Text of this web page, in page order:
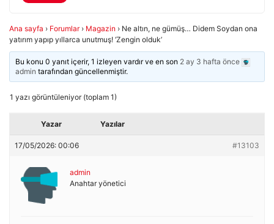
Ana sayfa › Forumlar › Magazin › Ne altın, ne gümüş… Didem Soydan ona
yatırım yapıp yıllarca unutmuş! ‘Zengin olduk’
Bu konu 0 yanıt içerir, 1 izleyen vardır ve en son 2 ay 3 hafta önce
admin tarafından güncellenmiştir.
1 yazı görüntüleniyor (toplam 1)
Yazar Yazılar
17/05/2026: 00:06 #13103
admin
Anahtar yönetici